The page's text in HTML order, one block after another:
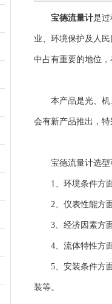
宝德流量计是过
业、环境保护及人
中占有重要的地位
本产品是光、机、
会有新产品推出，
宝德流量计选型
1、环境条件方面
2、仪表性能方面
3、经济因素方面
4、流体特性方面
5、安装条件方面
装等。